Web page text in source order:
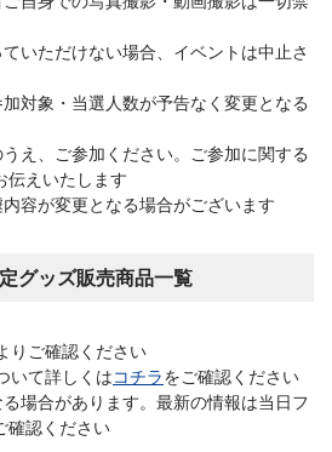
いただけない場合、イベントは中止さ
対象・当選人数が予告なく変更となる
え、ご参加ください。ご参加に関する
伝えいたします
容が変更となる場合がございます
グッズ販売商品一覧
りご確認ください
いて詳しくはコチラをご確認ください
場合があります。最新の情報は当日フ
確認ください